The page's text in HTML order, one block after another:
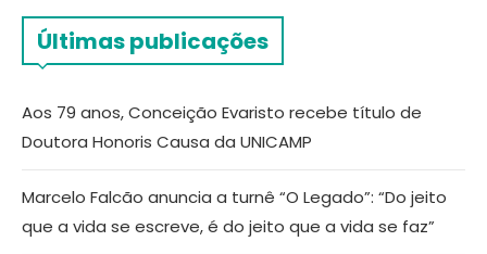
Últimas publicações
Aos 79 anos, Conceição Evaristo recebe título de
Doutora Honoris Causa da UNICAMP
Marcelo Falcão anuncia a turnê “O Legado”: “Do jeito
que a vida se escreve, é do jeito que a vida se faz”